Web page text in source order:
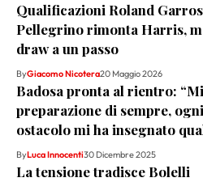
Qualificazioni Roland
Pellegrino rimonta Harris,
draw a un passo
ByGiacomo Nicotera20 Maggio 2026
Badosa pronta al rientro:
preparazione di sempre, ogni
ostacolo mi ha insegnato
ByLuca Innocenti30 Dicembre 2025
La tensione tradisce Bolelli